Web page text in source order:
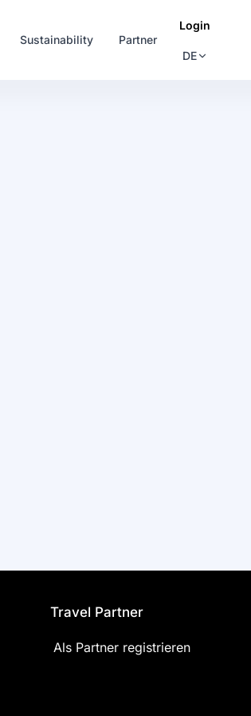
Sustainability Partner
Login
DE
Travel Partner
Als Partner registrieren